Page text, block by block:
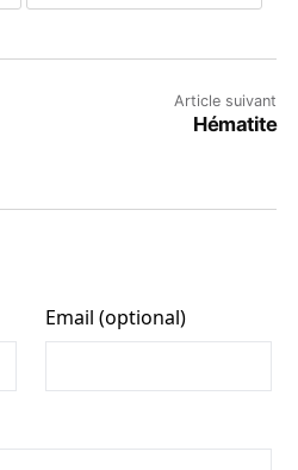
Article suivant
Hématite